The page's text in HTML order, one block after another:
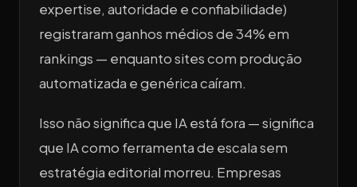
expertise, autoridade e confiabilidade)
registraram ganhos médios de 34% em
rankings — enquanto sites com produção
automatizada e genérica caíram.
Isso não significa que IA está fora — significa
que IA como ferramenta de escala sem
estratégia editorial morreu. Empresas